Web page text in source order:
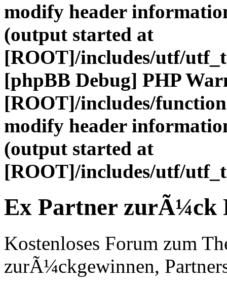
modify header
(output started at
[ROOT]/includes/utf/
[phpBB Debug] PHP
[ROOT]/includes/
modify header
(output started at
[ROOT]/includes/utf/
Ex Partner zurÃ¼ck
Kostenloses Forum zum
zurÃ¼ckgewinnen,